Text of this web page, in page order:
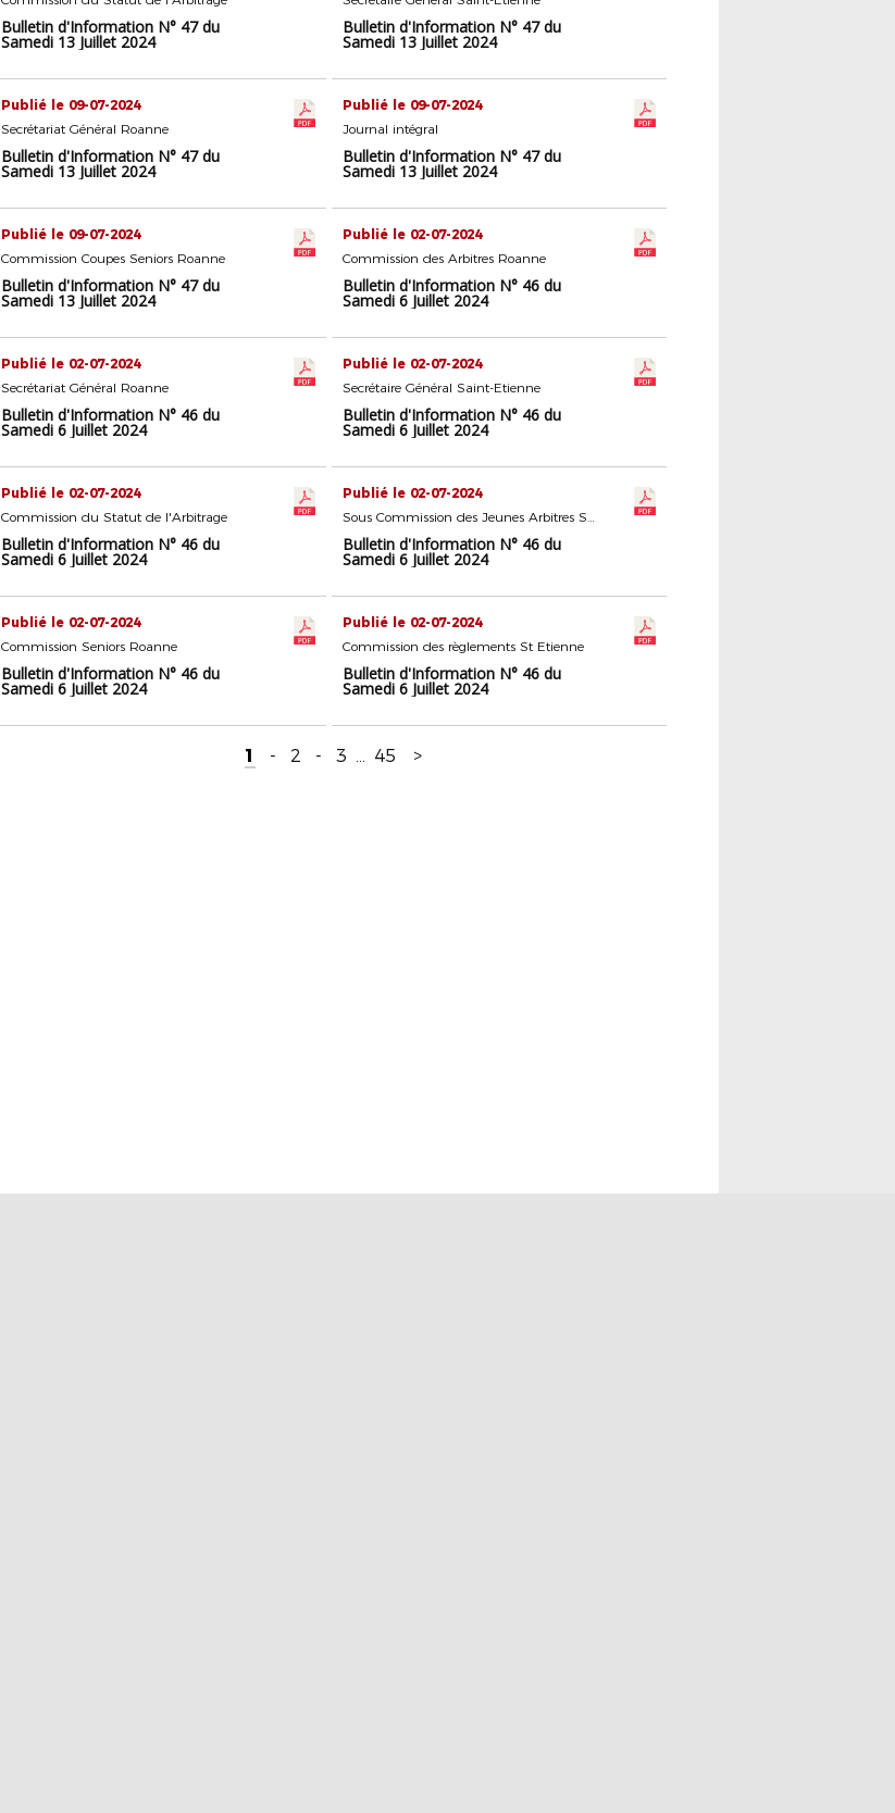
Bulletin d'Information N° 47 du
Samedi 13 Juillet 2024
Bulletin d'Information N° 47 du
Samedi 13 Juillet 2024
Publié le 09-07-2024
Secrétariat Général Roanne
Bulletin d'Information N° 47 du
Samedi 13 Juillet 2024
Publié le 09-07-2024
Journal intégral
Bulletin d'Information N° 47 du
Samedi 13 Juillet 2024
Publié le 09-07-2024
Commission Coupes Seniors Roanne
Bulletin d'Information N° 47 du
Samedi 13 Juillet 2024
Publié le 02-07-2024
Commission des Arbitres Roanne
Bulletin d'Information N° 46 du
Samedi 6 Juillet 2024
Publié le 02-07-2024
Secrétariat Général Roanne
Bulletin d'Information N° 46 du
Samedi 6 Juillet 2024
Publié le 02-07-2024
Secrétaire Général Saint-Etienne
Bulletin d'Information N° 46 du
Samedi 6 Juillet 2024
Publié le 02-07-2024
Commission du Statut de l'Arbitrage
Bulletin d'Information N° 46 du
Samedi 6 Juillet 2024
Publié le 02-07-2024
Sous Commission des Jeunes Arbitres Saint-Etienne
Bulletin d'Information N° 46 du
Samedi 6 Juillet 2024
Publié le 02-07-2024
Commission Seniors Roanne
Bulletin d'Information N° 46 du
Samedi 6 Juillet 2024
Publié le 02-07-2024
Commission des règlements St Etienne
Bulletin d'Information N° 46 du
Samedi 6 Juillet 2024
1 - 2 - 3 ... 45 >